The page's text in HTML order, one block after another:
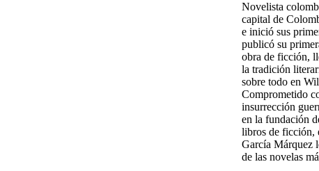
Novelista
capital de
e inició sus
publicó su
obra de ficción,
la tradición
sobre todo en
Comprometido
insurrección
en la fundación
libros de ficción,
García Márquez
de las novelas